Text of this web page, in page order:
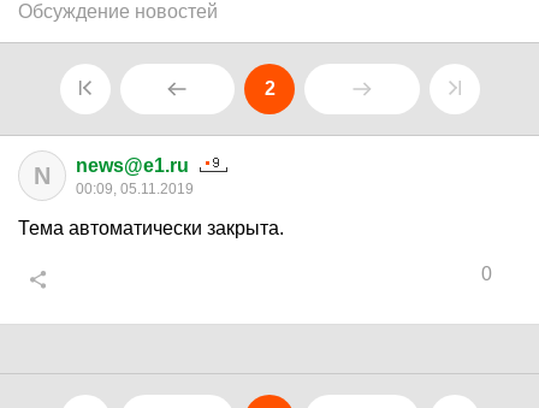
Обсуждение новостей
2
N news@e1.ru
00:09, 05.11.2019
Тема автоматически закрыта.
0